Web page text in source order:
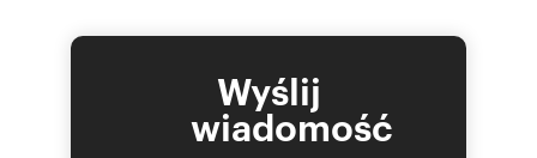
Wyślij
wiadomość